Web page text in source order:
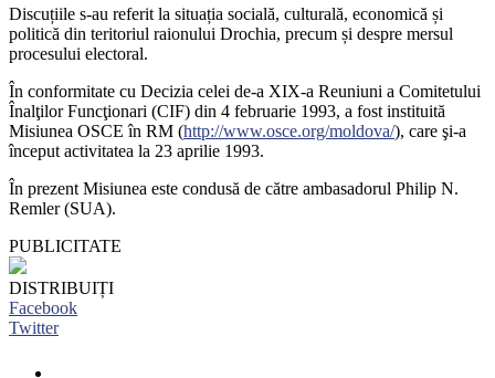
Discuțiile s-au referit la situația socială, culturală, economică și
politică din teritoriul raionului Drochia, precum și despre mersul
procesului electoral.
În conformitate cu Decizia celei de-a XIX-a Reuniuni a Comitetului
Înalţilor Funcţionari (CIF) din 4 februarie 1993, a fost instituită
Misiunea OSCE în RM (http://www.osce.org/moldova/), care şi-a
început activitatea la 23 aprilie 1993.
În prezent Misiunea este condusă de către ambasadorul Philip N.
Remler (SUA).
PUBLICITATE
DISTRIBUIȚI
Facebook
Twitter